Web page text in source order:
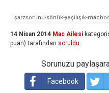
şarzsorunu-sönük-yeşilışık-
14 Nisan 2014 Mac Ailesi
puan) tarafından soruldu
Sorunuzu
Facebook